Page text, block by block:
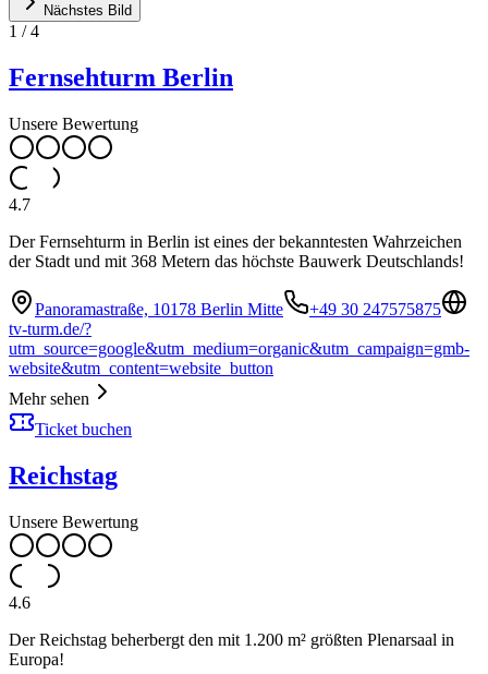
Nächstes Bild
1 /4
Fernsehturm Berlin
Unsere Bewertung
4.7
Der Fernsehturm in Berlin ist eines der bekanntesten Wahrzeichen
der Stadt und mit 368 Metern das höchste Bauwerk Deutschlands!
Panoramastraße, 10178 Berlin Mitte
+49 30 247575875
tv-turm.de/?
utm_source=google&utm_medium=organic&utm_campaign=gmb-
website&utm_content=website_button
Mehr sehen
Ticket buchen
Reichstag
Unsere Bewertung
4.6
Der Reichstag beherbergt den mit 1.200 m² größten Plenarsaal in
Europa!